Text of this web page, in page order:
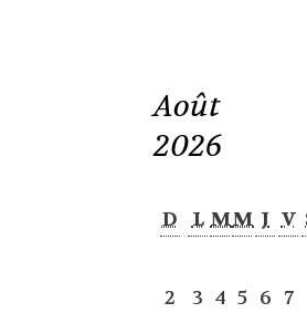
Août
2026
D L MM J V
2 3 4 5 6 7